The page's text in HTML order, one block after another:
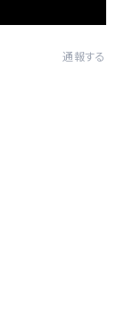
通報する